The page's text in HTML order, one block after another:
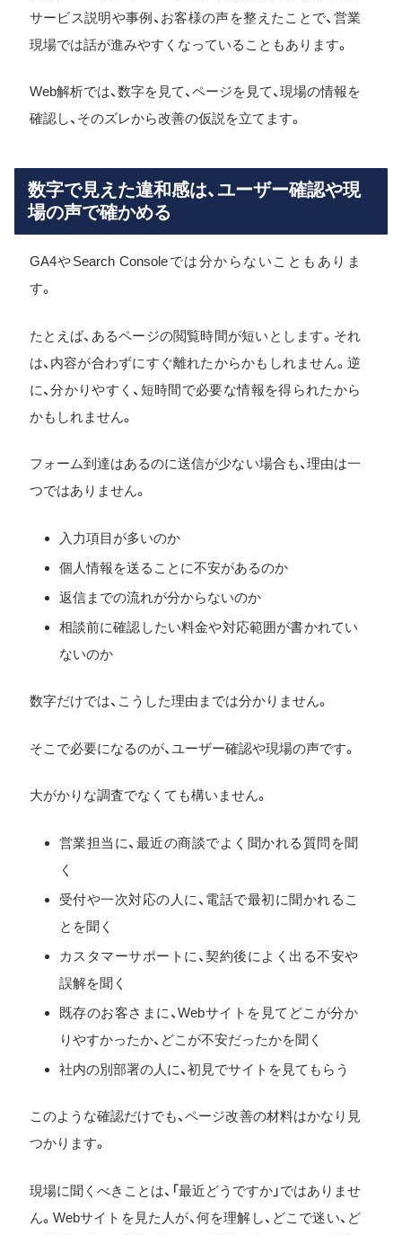
サービス説明や事例、お客様の声を整えたことで、営業
現場では話が進みやすくなっていることもあります。
Web解析では、数字を見て、ページを見て、現場の情報を
確認し、そのズレから改善の仮説を立てます。
数字で見えた違和感は、ユーザー確認や現
場の声で確かめる
GA4やSearch Consoleでは分からないこともありま
す。
たとえば、あるページの閲覧時間が短いとします。それ
は、内容が合わずにすぐ離れたからかもしれません。逆
に、分かりやすく、短時間で必要な情報を得られたから
かもしれません。
フォーム到達はあるのに送信が少ない場合も、理由は一
つではありません。
入力項目が多いのか
個人情報を送ることに不安があるのか
返信までの流れが分からないのか
相談前に確認したい料金や対応範囲が書かれてい
ないのか
数字だけでは、こうした理由までは分かりません。
そこで必要になるのが、ユーザー確認や現場の声です。
大がかりな調査でなくても構いません。
営業担当に、最近の商談でよく聞かれる質問を聞
く
受付や一次対応の人に、電話で最初に聞かれるこ
とを聞く
カスタマーサポートに、契約後によく出る不安や
誤解を聞く
既存のお客さまに、Webサイトを見てどこが分か
りやすかったか、どこが不安だったかを聞く
社内の別部署の人に、初見でサイトを見てもらう
このような確認だけでも、ページ改善の材料はかなり見
つかります。
現場に聞くべきことは、「最近どうですか」ではありませ
ん。Webサイトを見た人が、何を理解し、どこで迷い、ど